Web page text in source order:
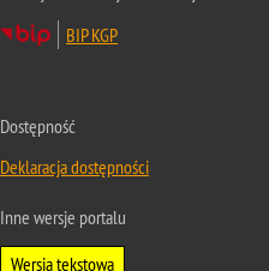
BIP KGP
Dostępność
Deklaracja dostępności
Inne wersje portalu
Wersja tekstowa